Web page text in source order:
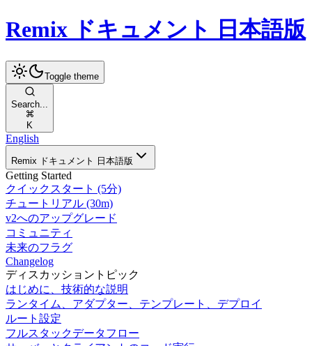
Remix ドキュメント 日本語版
Toggle theme
Search...
K
English
Remix ドキュメント 日本語版
Getting Started
クイックスタート (5分)
チュートリアル (30m)
v2へのアップグレード
コミュニティ
未来のフラグ
Changelog
ディスカッショントピック
はじめに、技術的な説明
ランタイム、アダプター、テンプレート、デプロイ
ルート設定
フルスタックデータフロー